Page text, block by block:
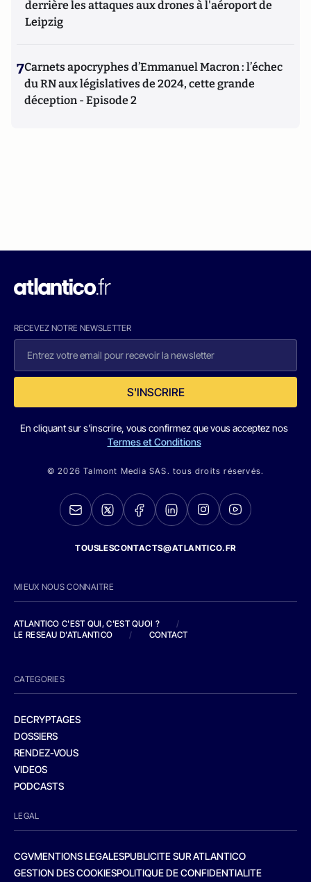
derrière les attaques aux drones à l'aéroport de
Leipzig
7Carnets apocryphes d’Emmanuel Macron : l’échec
du RN aux législatives de 2024, cette grande
déception - Episode 2
RECEVEZ NOTRE NEWSLETTER
S'INSCRIRE
En cliquant sur s'inscrire, vous confirmez que vous acceptez nos
Termes et Conditions
© 2026 Talmont Media SAS. tous droits réservés.
TOUSLESCONTACTS@ATLANTICO.FR
MIEUX NOUS CONNAITRE
ATLANTICO C'EST QUI, C'EST QUOI ?
/
LE RESEAU D'ATLANTICO
/ CONTACT
CATEGORIES
DECRYPTAGES
DOSSIERS
RENDEZ-VOUS
VIDEOS
PODCASTS
LEGAL
CGVMENTIONS LEGALESPUBLICITE SUR ATLANTICO
GESTION DES COOKIESPOLITIQUE DE CONFIDENTIALITE